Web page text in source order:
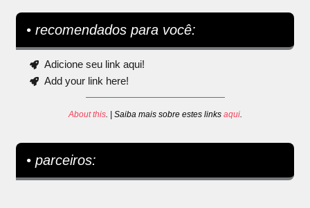
• recomendados para você:
Adicione seu link aqui!
Add your link here!
About this. | Saiba mais sobre estes links aqui.
• parceiros: